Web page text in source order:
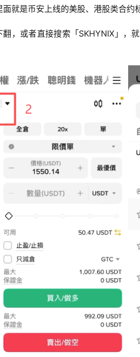
就是币安上线的美股、港股类合约
，或者直接搜索「SKHYNIX」，